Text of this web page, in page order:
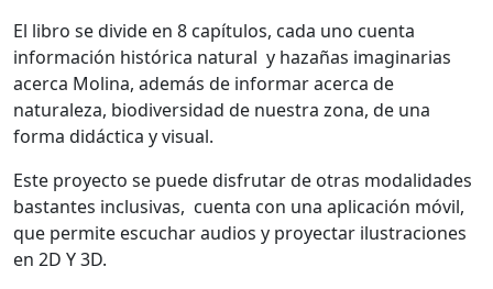
El libro se divide en 8 capítulos, cada uno cuenta
información histórica natural y hazañas imaginarias
acerca Molina, además de informar acerca de
naturaleza, biodiversidad de nuestra zona, de una
forma didáctica y visual.
Este proyecto se puede disfrutar de otras modalidades
bastantes inclusivas, cuenta con una aplicación móvil,
que permite escuchar audios y proyectar ilustraciones
en 2D Y 3D.